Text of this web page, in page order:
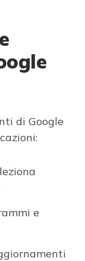
di Google
e